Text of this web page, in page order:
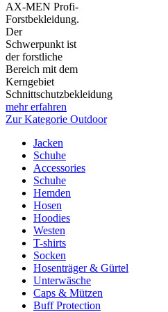
AX-MEN Profi-
Forstbekleidung.
Der
Schwerpunkt ist
der forstliche
Bereich mit dem
Kerngebiet
Schnittschutzbekleidung
mehr erfahren
Zur Kategorie Outdoor
Jacken
Schuhe
Accessories
Schuhe
Hemden
Hosen
Hoodies
Westen
T-shirts
Socken
Hosenträger & Gürtel
Unterwäsche
Caps & Mützen
Buff Protection